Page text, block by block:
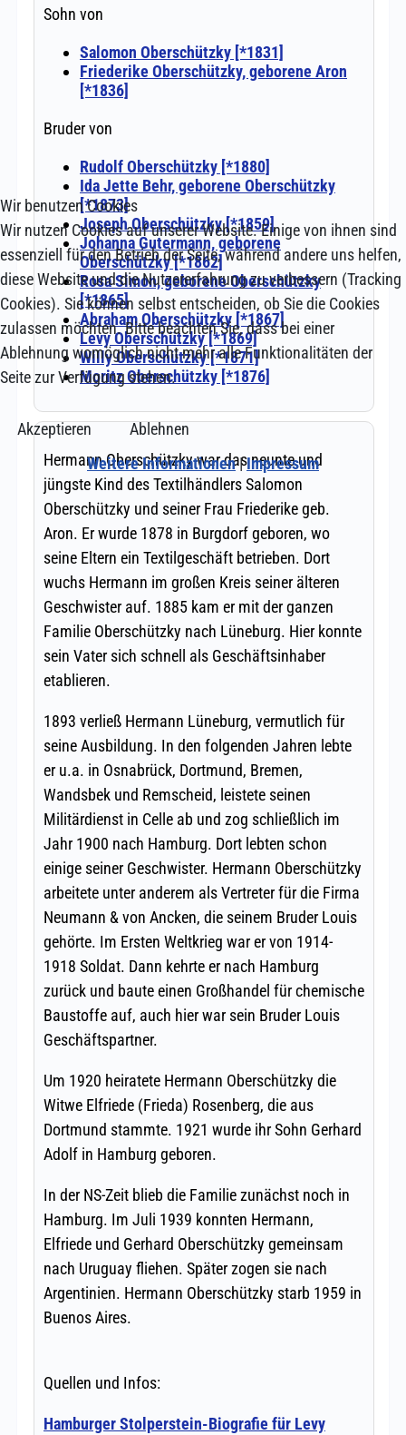
Wir benutzen Cookies
Wir nutzen Cookies auf unserer Website. Einige von ihnen sind
essenziell für den Betrieb der Seite, während andere uns helfen,
diese Website und die Nutzererfahrung zu verbessern (Tracking
Cookies). Sie können selbst entscheiden, ob Sie die Cookies
zulassen möchten. Bitte beachten Sie, dass bei einer
Ablehnung womöglich nicht mehr alle Funktionalitäten der
Seite zur Verfügung stehen.
Akzeptieren
Ablehnen
Weitere Informationen|Impressum